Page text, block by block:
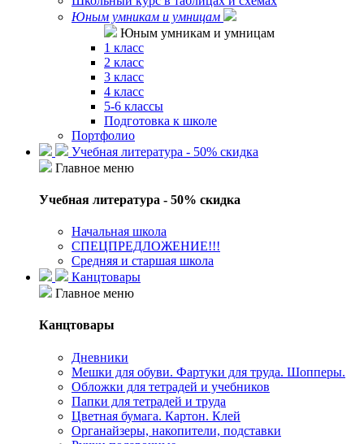
Юным умникам и умницам
Юным умникам и умницам
1 класс
2 класс
3 класс
4 класс
5-6 классы
Подготовка к школе
Портфолио
Учебная литература - 50% скидка
Главное меню
Учебная литература - 50% скидка
Начальная школа
СПЕЦПРЕДЛОЖЕНИЕ!!!
Средняя и старшая школа
Канцтовары
Главное меню
Канцтовары
Дневники
Мешки для обуви. Фартуки для труда. Шопперы.
Обложки для тетрадей и учебников
Папки для тетрадей и труда
Цветная бумага. Картон. Клей
Органайзеры, накопители, подставки